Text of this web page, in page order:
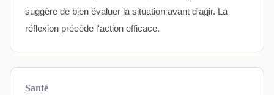
suggère de bien évaluer la situation avant d'agir. La
réflexion précède l'action efficace.
Santé